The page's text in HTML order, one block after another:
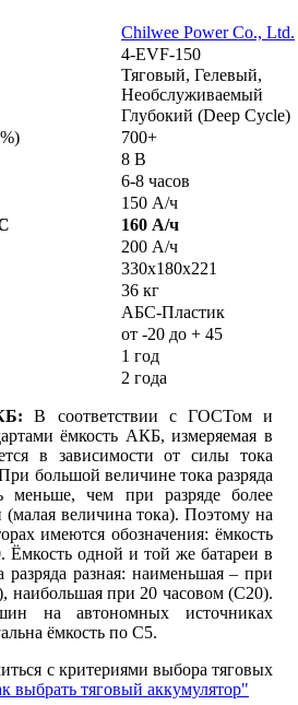
Chilwee Power Co., Ltd.
4-EVF-150
Тяговый, Гелевый,
Необслуживаемый
Глубокий (Deep Cycle)
700+
8 В
6-8 часов
150 А/ч
160 А/ч
200 А/ч
330х180х221
36 кг
АБС-Пластик
от -20 до + 45
1 год
2 года
В соответствии с ГОСТом и
ёмкость АКБ, измеряемая в
в зависимости от силы тока
большой величине тока разряда
чем при разряде более
величина тока). Поэтому на
имеются обозначения: ёмкость
одной и той же батареи в
разная: наименьшая – при
наибольшая при 20 часовом (С20).
на автономных источниках
ёмкость по С5.
с критериями выбора тяговых
выбрать тяговый аккумулятор"